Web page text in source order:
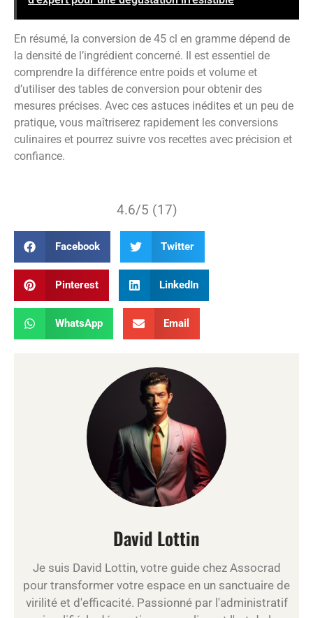
En résumé, la conversion de 45 cl en gramme dépend de
la densité de l’ingrédient concerné. Il est essentiel de
comprendre la différence entre poids et volume et
d’utiliser des tables de conversion pour obtenir des
mesures précises. Avec ces astuces inédites et un peu de
pratique, vous maîtriserez rapidement les conversions
culinaires et pourrez suivre vos recettes avec précision et
confiance.
4.6/5 (17)
Facebook Twitter
Pinterest LinkedIn
WhatsApp Email
David Lottin
Je suis David Lottin, votre guide chez Assocrad
pour transformer votre espace en un sanctuaire de
virilité et d'efficacité. Passionné par l'administratif